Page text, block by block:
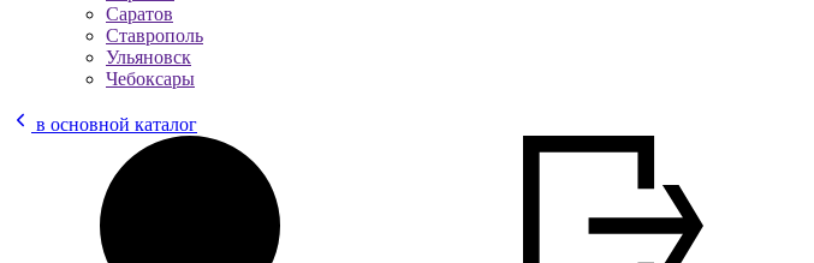
Саратов
Ставрополь
Ульяновск
Чебоксары
в основной каталог